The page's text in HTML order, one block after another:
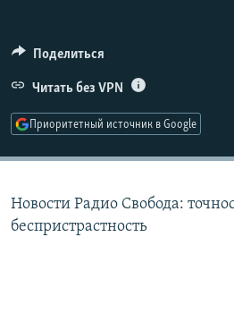
ПОДПИШИТЕСЬ НА РАССЫЛКУ
СОЦИАЛЬНЫЕ СЕТИ
Поделиться
Читать без VPN
Приоритетный источник в Google
Новости Радио Свобода:
беспристрастность